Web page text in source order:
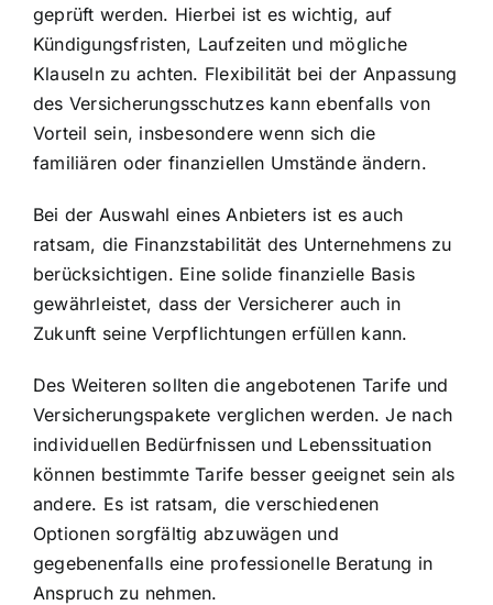
geprüft werden. Hierbei ist es wichtig, auf
Kündigungsfristen, Laufzeiten und mögliche
Klauseln zu achten. Flexibilität bei der Anpassung
des Versicherungsschutzes kann ebenfalls von
Vorteil sein, insbesondere wenn sich die
familiären oder finanziellen Umstände ändern.
Bei der Auswahl eines Anbieters ist es auch
ratsam, die Finanzstabilität des Unternehmenszu
berücksichtigen. Eine solide finanzielle Basis
gewährleistet, dass der Versicherer auch in
Zukunft seine Verpflichtungen erfüllen kann.
Des Weiteren sollten die angebotenen Tarife und
Versicherungspakete verglichen werden. Je nach
individuellen Bedürfnissen und Lebenssituation
können bestimmte Tarife besser geeignet sein als
andere. Es ist ratsam, die verschiedenen
Optionen sorgfältig abzuwägen und
gegebenenfalls eine professionelle Beratung in
Anspruch zu nehmen.